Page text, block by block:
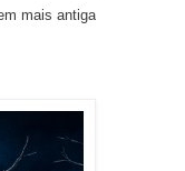
mais antiga